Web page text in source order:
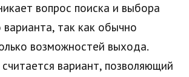
вопрос поиска и выбора
варианта, так как обычно
возможностей выхода.
вариант, позволяющий